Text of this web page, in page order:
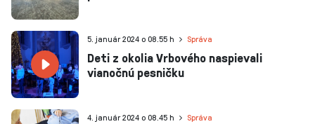
Deti z okolia Vrbového naspievali
vianočnú pesničku
5. január 2024 o 08.55 h Správa
4. január 2024 o 08.45 h Správa